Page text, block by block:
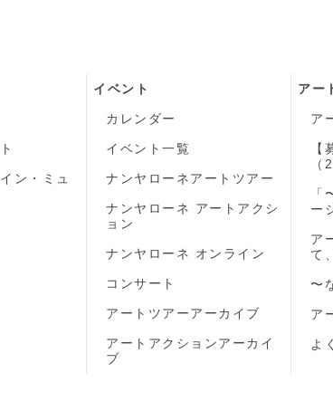
ン・ミュ
イベント
カレンダー
イベント一覧
ナンヤローネアートツアー
ナンヤローネ アートアクシ
ョン
ナンヤローネ オンライン
コンサート
アートツアーアーカイブ
アートアクションアーカイ
ブ
アー
ア
（
ー
ア
て
〜
ア
よ